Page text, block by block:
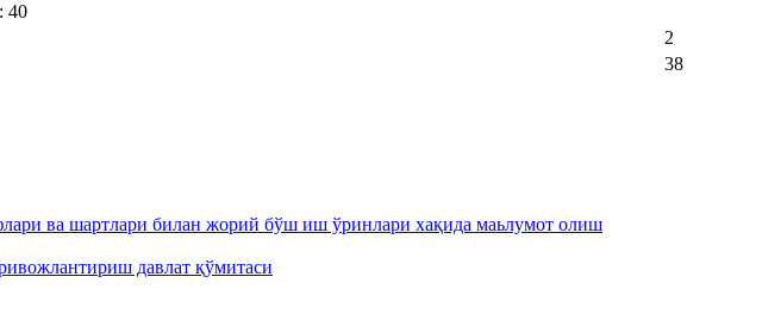
40
2
38
ва шартлари билан жорий бўш иш ўринлари хақида маьлумот олиш
давлат қўмитаси